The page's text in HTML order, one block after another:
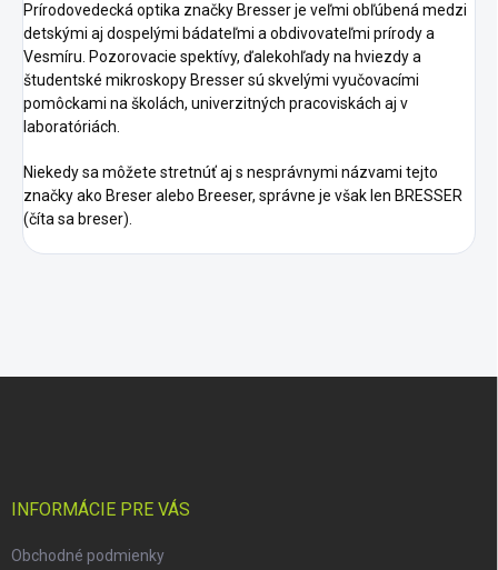
Prírodovedecká optika značky Bresser je veľmi obľúbená medzi
detskými aj dospelými bádateľmi a obdivovateľmi prírody a
Vesmíru. Pozorovacie spektívy, ďalekohľady na hviezdy a
študentské mikroskopy Bresser sú skvelými vyučovacími
pomôckami na školách, univerzitných pracoviskách aj v
laboratóriách.
Niekedy sa môžete stretnúť aj s nesprávnymi názvami tejto
značky ako Breser alebo Breeser, správne je však len BRESSER
(číta sa breser).
INFORMÁCIE PRE VÁS
Obchodné podmienky